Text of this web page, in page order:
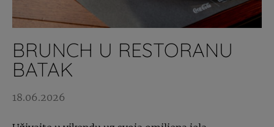
BRUNCH U RESTORANU
BATAK
18.06.2026